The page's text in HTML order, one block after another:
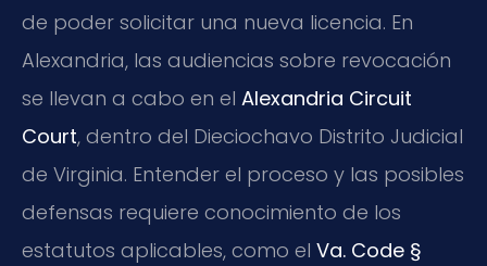
de poder solicitar una nueva licencia. En
Alexandria, las audiencias sobre revocación
se llevan a cabo en el Alexandria Circuit
Court, dentro del Dieciochavo Distrito Judicial
de Virginia. Entender el proceso y las posibles
defensas requiere conocimiento de los
estatutos aplicables, como el Va. Code §